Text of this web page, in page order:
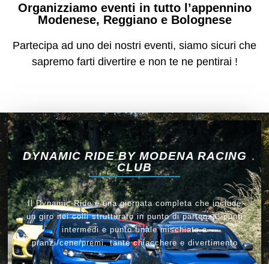
Organizziamo eventi in tutto l’appennino
Modenese, Reggiano e Bolognese
Partecipa ad uno dei nostri eventi, siamo sicuri che
sapremo farti divertire e non te ne pentirai !
DYNAMIC RIDE BY MODENA RACING
CLUB
Il Dynamic Ride è una giornata completa che include
un giro nei colli strutturato in punto di partenza, punti
intermedi e punto finale mischiato a
pranzi/cene/premi. tante chiacchere e divertimento